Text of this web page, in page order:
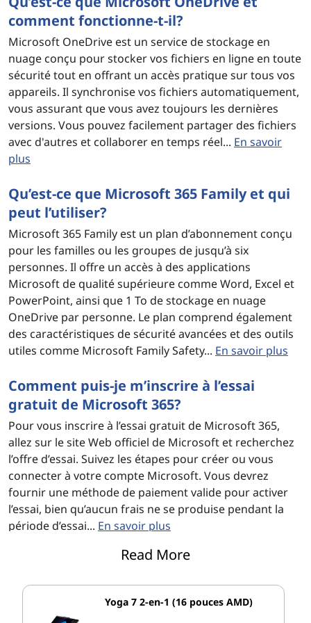
comment fonctionne-t-il?
Microsoft OneDrive est un service de stockage en
nuage conçu pour stocker vos fichiers en ligne en toute
sécurité tout en offrant un accès pratique sur tous vos
appareils. Il synchronise vos fichiers automatiquement,
vous assurant que vous avez toujours les dernières
versions. Vous pouvez facilement partager des fichiers
avec d'autres et collaborer en temps réel... En savoir
plus
Qu’est-ce que Microsoft 365 Family et qui
peut l’utiliser?
Microsoft 365 Family est un plan d’abonnement conçu
pour les familles ou les groupes de jusqu’à six
personnes. Il offre un accès à des applications
Microsoft de qualité supérieure comme Word, Excel et
PowerPoint, ainsi que 1 To de stockage en nuage
OneDrive par personne. Le plan comprend également
des caractéristiques de sécurité avancées et des outils
utiles comme Microsoft Family Safety... En savoir plus
Comment puis-je m’inscrire à l’essai
gratuit de Microsoft 365?
Pour vous inscrire à l’essai gratuit de Microsoft 365,
allez sur le site Web officiel de Microsoft et recherchez
l’offre d’essai. Suivez les étapes pour créer ou vous
connecter à votre compte Microsoft. Vous devrez
fournir une méthode de paiement valide pour activer
l’essai, bien qu’aucun frais ne se produise pendant la
période d’essai... En savoir plus
Comment puis-je installer Microsoft 365
Pour installer Microsoft 365, commencez par vous
connecter à votre compte en www.office.comutilisant le
Read More
Yoga 7 2-en-1 (16 pouces AMD)